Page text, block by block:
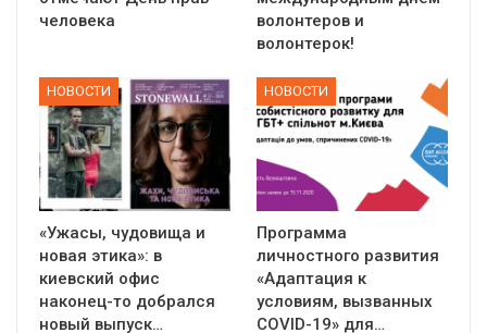
человека
волонтеров и
волонтерок!
НОВОСТИ
«Ужасы, чудовища и
новая этика»: в
киевский офис
наконец-то добрался
новый выпуск…
НОВОСТИ
Программа
личностного развития
«Адаптация к
условиям, вызванных
СOVID-19» для…